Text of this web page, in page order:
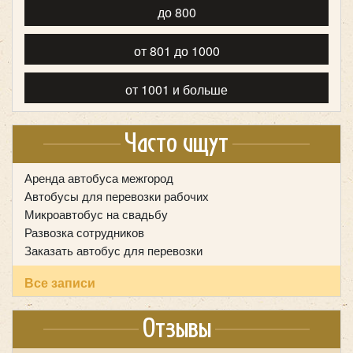
до 800
от 801 до 1000
от 1001 и больше
Часто ищут
Аренда автобуса межгород
Автобусы для перевозки рабочих
Микроавтобус на свадьбу
Развозка сотрудников
Заказать автобус для перевозки
Все записи
Отзывы
King Long XMQ6120C
Цена от:
2800 руб/час